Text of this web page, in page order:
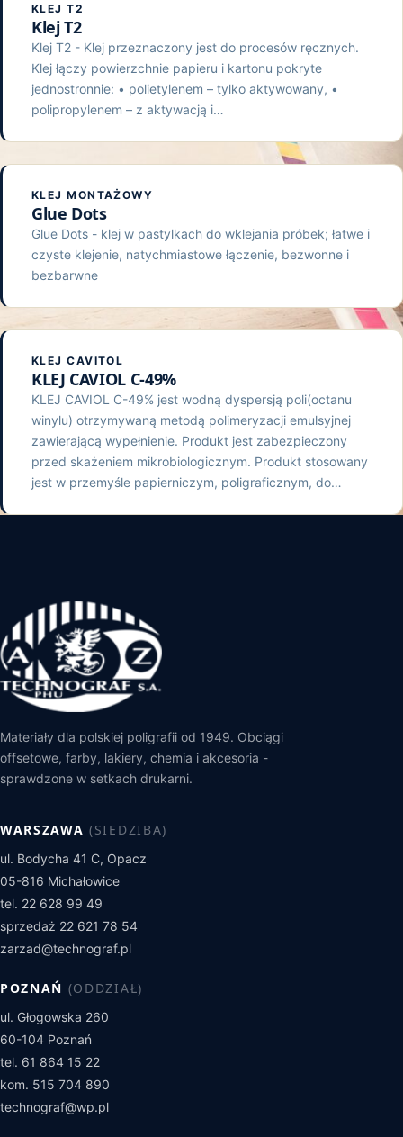
KLEJ T2
Klej T2
Klej T2 - Klej przeznaczony jest do procesów ręcznych.
Klej łączy powierzchnie papieru i kartonu pokryte
jednostronnie: • polietylenem – tylko aktywowany, •
polipropylenem – z aktywacją i…
KLEJ MONTAŻOWY
Glue Dots
Glue Dots - klej w pastylkach do wklejania próbek; łatwe i
czyste klejenie, natychmiastowe łączenie, bezwonne i
bezbarwne
KLEJ CAVITOL
KLEJ CAVIOL C-49%
KLEJ CAVIOL C-49% jest wodną dyspersją poli(octanu
winylu) otrzymywaną metodą polimeryzacji emulsyjnej
zawierającą wypełnienie. Produkt jest zabezpieczony
przed skażeniem mikrobiologicznym. Produkt stosowany
jest w przemyśle papierniczym, poligraficznym, do…
Materiały dla polskiej poligrafii od 1949. Obciągi
offsetowe, farby, lakiery, chemia i akcesoria -
sprawdzone w setkach drukarni.
WARSZAWA(SIEDZIBA)
ul. Bodycha 41 C, Opacz
05-816 Michałowice
tel. 22 628 99 49
sprzedaż 22 621 78 54
zarzad@technograf.pl
POZNAŃ (ODDZIAŁ)
ul. Głogowska 260
60-104 Poznań
tel. 61 864 15 22
kom. 515 704 890
technograf@wp.pl